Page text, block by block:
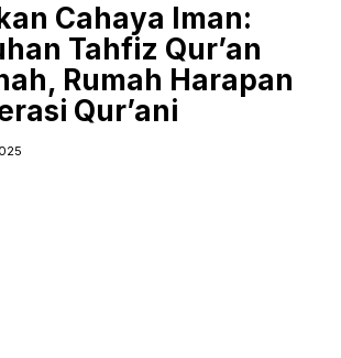
Cahaya Iman:
Tahfiz Qur’an
Rumah Harapan
Qur’ani